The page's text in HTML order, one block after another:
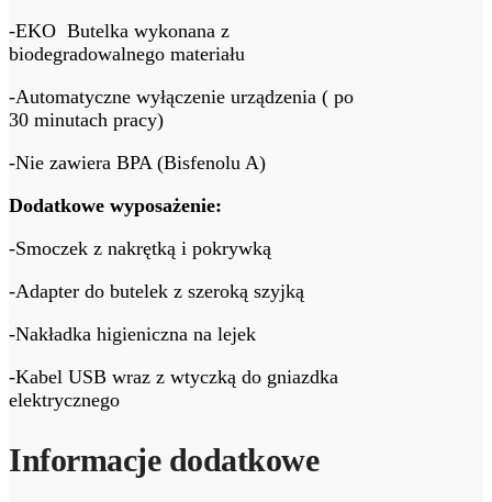
-EKO Butelka wykonana z
biodegradowalnego materiału
-Automatyczne wyłączenie urządzenia ( po
30 minutach pracy)
-Nie zawiera BPA (Bisfenolu A)
Dodatkowe wyposażenie:
-Smoczek z nakrętką i pokrywką
-Adapter do butelek z szeroką szyjką
-Nakładka higieniczna na lejek
-Kabel USB wraz z wtyczką do gniazdka
elektrycznego
Informacje dodatkowe